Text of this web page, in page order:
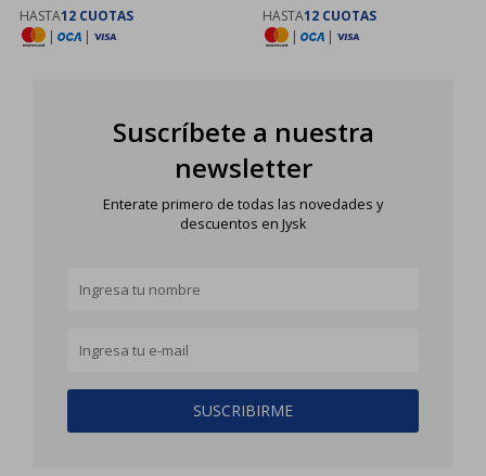
HASTA12 CUOTAS
|
|
HASTA12 CUOTAS
|
|
Suscríbete a nuestra
newsletter
Enterate primero de todas las novedades y
descuentos en Jysk
SUSCRIBIRME